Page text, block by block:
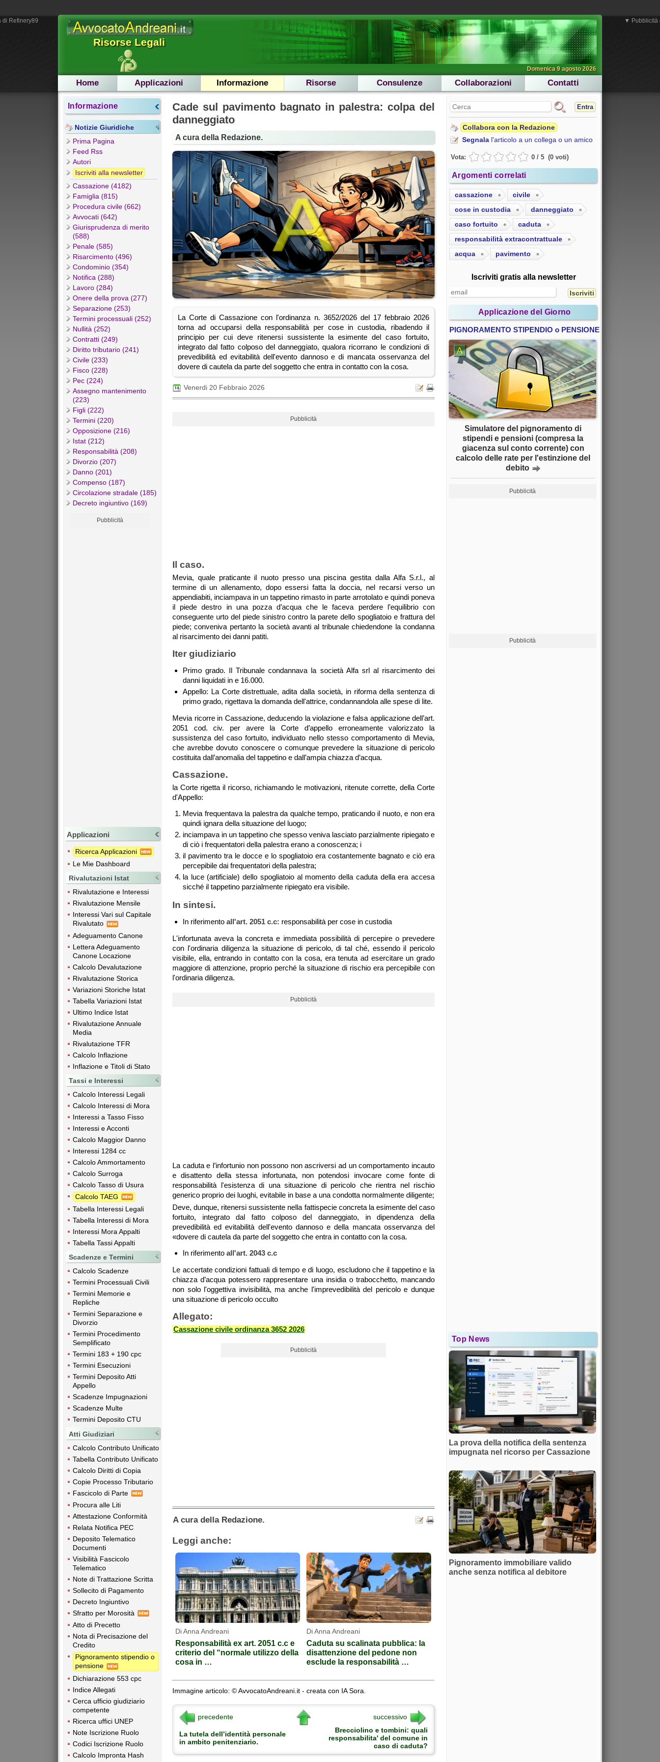
Risorse Legali
Domenica 9 agosto 2026
Home Applicazioni Informazione Risorse Consulenze Collaborazioni Contatti
Informazione
Notizie Giuridiche
Prima Pagina
Feed Rss
Autori
Iscriviti alla newsletter
Cassazione (4182)
Famiglia (815)
Procedura civile (662)
Avvocati (642)
Giurisprudenza di merito
(588)
Penale (585)
Risarcimento (496)
Condominio (354)
Notifica (288)
Lavoro (284)
Onere della prova (277)
Separazione (253)
Termini processuali (252)
Nullità (252)
Contratti (249)
Diritto tributario (241)
Civile (233)
Fisco (228)
Pec (224)
Assegno mantenimento
(223)
Figli (222)
Termini (220)
Opposizione (216)
Istat (212)
Responsabilità (208)
Divorzio (207)
Danno (201)
Compenso (187)
Circolazione stradale (185)
Decreto ingiuntivo (169)
Pubblicità
Applicazioni
Ricerca Applicazioni
Le Mie Dashboard
Rivalutazioni Istat
Rivalutazione e Interessi
Rivalutazione Mensile
Interessi Vari sul Capitale
Rivalutato
Adeguamento Canone
Lettera Adeguamento
Canone Locazione
Calcolo Devalutazione
Rivalutazione Storica
Variazioni Storiche Istat
Tabella Variazioni Istat
Ultimo Indice Istat
Rivalutazione Annuale
Media
Rivalutazione TFR
Calcolo Inflazione
Inflazione e Titoli di Stato
Tassi e Interessi
Calcolo Interessi Legali
Calcolo Interessi di Mora
Interessi a Tasso Fisso
Interessi e Acconti
Calcolo Maggior Danno
Interessi 1284 cc
Calcolo Ammortamento
Calcolo Surroga
Calcolo Tasso di Usura
Calcolo TAEG
Tabella Interessi Legali
Tabella Interessi di Mora
Interessi Mora Appalti
Tabella Tassi Appalti
Scadenze e Termini
Calcolo Scadenze
Termini Processuali Civili
Termini Memorie e
Repliche
Termini Separazione e
Divorzio
Termini Procedimento
Semplificato
Termini 183 + 190 cpc
Termini Esecuzioni
Termini Deposito Atti
Appello
Scadenze Impugnazioni
Scadenze Multe
Termini Deposito CTU
Atti Giudiziari
Calcolo Contributo Unificato
Tabella Contributo Unificato
Calcolo Diritti di Copia
Copie Processo Tributario
Fascicolo di Parte
Procura alle Liti
Attestazione Conformità
Relata Notifica PEC
Deposito Telematico
Documenti
Visibilità Fascicolo
Telematico
Note di Trattazione Scritta
Sollecito di Pagamento
Decreto Ingiuntivo
Sfratto per Morosità
Atto di Precetto
Nota di Precisazione del
Credito
Pignoramento stipendio o
pensione
Dichiarazione 553 cpc
Indice Allegati
Cerca ufficio giudiziario
competente
Ricerca uffici UNEP
Note Iscrizione Ruolo
Codici Iscrizione Ruolo
Calcolo Impronta Hash
Cade sul pavimento bagnato in palestra: colpa del
danneggiato
A cura della Redazione.
La Corte di Cassazione con l'ordinanza n. 3652/2026 del 17 febbraio 2026
torna ad occuparsi della responsabilità per cose in custodia, ribadendo il
principio per cui deve ritenersi sussistente la esimente del caso fortuito,
integrato dal fatto colposo del danneggiato, qualora ricorrano le condizioni di
prevedibilità ed evitabilità dell'evento dannoso e di mancata osservanza del
dovere di cautela da parte del soggetto che entra in contatto con la cosa.
Venerdi 20 Febbraio 2026
Pubblicità
Il caso.
Mevia, quale praticante il nuoto presso una piscina gestita dalla Alfa S.r.l., al
termine di un allenamento, dopo essersi fatta la doccia, nel recarsi verso un
appendiabiti, inciampava in un tappetino rimasto in parte arrotolato e quindi poneva
il piede destro in una pozza d’acqua che le faceva perdere l’equilibrio con
conseguente urto del piede sinistro contro la parete dello spogliatoio e frattura del
piede; conveniva pertanto la società avanti al tribunale chiedendone la condanna
al risarcimento dei danni patiti.
Iter giudiziario
Primo grado. Il Tribunale condannava la società Alfa srl al risarcimento dei
danni liquidati in e 16.000.
Appello: La Corte distrettuale, adita dalla società, in riforma della sentenza di
primo grado, rigettava la domanda dell'attrice, condannandola alle spese di lite.
Mevia ricorre in Cassazione, deducendo la violazione e falsa applicazione dell’art.
2051 cod. civ. per avere la Corte d’appello erroneamente valorizzato la
sussistenza del caso fortuito, individuato nello stesso comportamento di Mevia,
che avrebbe dovuto conoscere o comunque prevedere la situazione di pericolo
costituita dall’anomalia del tappetino e dall’ampia chiazza d’acqua.
Cassazione.
la Corte rigetta il ricorso, richiamando le motivazioni, ritenute corrette, della Corte
d'Appello:
Mevia frequentava la palestra da qualche tempo, praticando il nuoto, e non era
quindi ignara della situazione del luogo;
inciampava in un tappetino che spesso veniva lasciato parzialmente ripiegato e
di ciò i frequentatori della palestra erano a conoscenza; i
il pavimento tra le docce e lo spogliatoio era costantemente bagnato e ciò era
percepibile dai frequentatori della palestra;
la luce (artificiale) dello spogliatoio al momento della caduta della era accesa
sicché il tappetino parzialmente ripiegato era visibile.
In sintesi.
In riferimento all'art. 2051 c.c: responsabilità per cose in custodia
L'infortunata aveva la concreta e immediata possibilità di percepire o prevedere
con l'ordinaria diligenza la situazione di pericolo, di tal ché, essendo il pericolo
visibile, ella, entrando in contatto con la cosa, era tenuta ad esercitare un grado
maggiore di attenzione, proprio perché la situazione di rischio era percepibile con
l'ordinaria diligenza.
Pubblicità
La caduta e l’infortunio non possono non ascriversi ad un comportamento incauto
e disattento della stessa infortunata, non potendosi invocare come fonte di
responsabilità l'esistenza di una situazione di pericolo che rientra nel rischio
generico proprio dei luoghi, evitabile in base a una condotta normalmente diligente;
Deve, dunque, ritenersi sussistente nella fattispecie concreta la esimente del caso
fortuito, integrato dal fatto colposo del danneggiato, in dipendenza della
prevedibilità ed evitabilità dell'evento dannoso e della mancata osservanza del
«dovere di cautela da parte del soggetto che entra in contatto con la cosa.
In riferimento all'art. 2043 c.c
Le accertate condizioni fattuali di tempo e di luogo, escludono che il tappetino e la
chiazza d’acqua potessero rappresentare una insidia o trabocchetto, mancando
non solo l'oggettiva invisibilità, ma anche l'imprevedibilità del pericolo e dunque
una situazione di pericolo occulto
Allegato:
Cassazione civile ordinanza 3652 2026
Pubblicità
A cura della Redazione.
Leggi anche:
Di Anna Andreani
Responsabilità ex art. 2051 c.c e
criterio del “normale utilizzo della
cosa in …
Di Anna Andreani
Caduta su scalinata pubblica: la
disattenzione del pedone non
esclude la responsabilità …
Immagine articolo: © AvvocatoAndreani.it - creata con IA Sora.
precedente successivo
La tutela dell’identità personale
in ambito penitenziario.
Brecciolino e tombini: quali
responsabilita' del comune in
caso di caduta?
Entra
Collabora con la Redazione
Segnala l'articolo a un collega o un amico
Vota: 0 / 5 (0 voti)
Argomenti correlati
cassazione
civile
cose in custodia
danneggiato
caso fortuito
caduta
responsabilità extracontrattuale
acqua
pavimento
Iscriviti gratis alla newsletter
Applicazione del Giorno
PIGNORAMENTO STIPENDIO o PENSIONE
Simulatore del pignoramento di
stipendi e pensioni (compresa la
giacenza sul conto corrente) con
calcolo delle rate per l'estinzione del
debito
Pubblicità
Pubblicità
Top News
La prova della notifica della sentenza
impugnata nel ricorso per Cassazione
Pignoramento immobiliare valido
anche senza notifica al debitore
Refinery89 ▼ Pubblicità